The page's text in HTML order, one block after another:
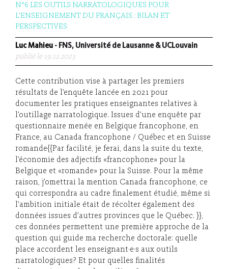
N°6 LES OUTILS NARRATOLOGIQUES POUR
L'ENSEIGNEMENT DU FRANÇAIS : BILAN ET
PERSPECTIVES
Luc Mahieu - FNS, Université de Lausanne & UCLouvain
publié le 19.12.2023
Cette contribution vise à partager les premiers
résultats de l’enquête lancée en 2021 pour
documenter les pratiques enseignantes relatives à
l’outillage narratologique. Issues d’une enquête par
questionnaire menée en Belgique francophone, en
France, au Canada francophone / Québec et en Suisse
romande{{Par facilité, je ferai, dans la suite du texte,
l’économie des adjectifs «francophone» pour la
Belgique et «romande» pour la Suisse. Pour la même
raison, j’omettrai la mention Canada francophone, ce
qui correspondra au cadre finalement étudié, même si
l’ambition initiale était de récolter également des
données issues d’autres provinces que le Québec. }},
ces données permettent une première approche de la
question qui guide ma recherche doctorale: quelle
place accordent les enseignant·e·s aux outils
narratologiques? Et pour quelles finalités